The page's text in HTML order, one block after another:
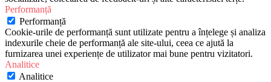
Performanță
Performanță
Cookie-urile de performanță sunt utilizate pentru a înțelege și analiza
indexurile cheie de performanță ale site-ului, ceea ce ajută la
furnizarea unei experiențe de utilizator mai bune pentru vizitatori.
Analitice
Analitice